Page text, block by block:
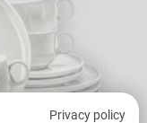
Privacy policy